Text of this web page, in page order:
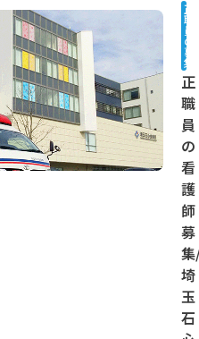
正
職
員
の
募
集
正
職
員
の
看
護
師
募
埼
玉
石